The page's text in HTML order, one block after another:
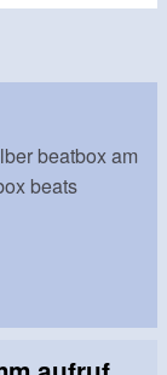
beatbox am
beats